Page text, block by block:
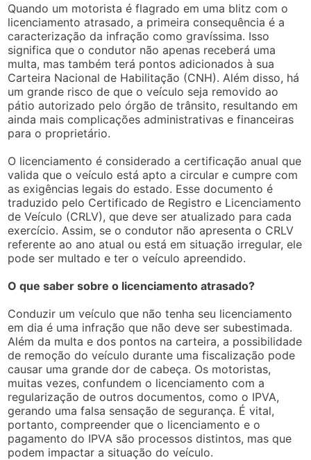
Quando um motorista é flagrado em uma blitz com o
licenciamento atrasado, a primeira consequência é a
caracterização da infração como gravíssima. Isso
significa que o condutor não apenas receberá uma
multa, mas também terá pontos adicionados à sua
Carteira Nacional de Habilitação (CNH). Além disso, há
um grande risco de que o veículo seja removido ao
pátio autorizado pelo órgão de trânsito, resultando em
ainda mais complicações administrativas e financeiras
para o proprietário.
O licenciamento é considerado a certificação anual que
valida que o veículo está apto a circular e cumpre com
as exigências legais do estado. Esse documento é
traduzido pelo Certificado de Registro e Licenciamento
de Veículo (CRLV), que deve ser atualizado para cada
exercício. Assim, se o condutor não apresenta o CRLV
referente ao ano atual ou está em situação irregular, ele
pode ser multado e ter o veículo apreendido.
O que saber sobre o licenciamento atrasado?
Conduzir um veículo que não tenha seu licenciamento
em dia é uma infração que não deve ser subestimada.
Além da multa e dos pontos na carteira, a possibilidade
de remoção do veículo durante uma fiscalização pode
causar uma grande dor de cabeça. Os motoristas,
muitas vezes, confundem o licenciamento com a
regularização de outros documentos, como o IPVA,
gerando uma falsa sensação de segurança. É vital,
portanto, compreender que o licenciamento e o
pagamento do IPVA são processos distintos, mas que
podem impactar a situação do veículo.